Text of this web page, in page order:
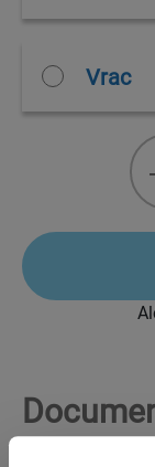
Vrac
NOVEXPANS™
1233zd/
(80/20)
quantity
-